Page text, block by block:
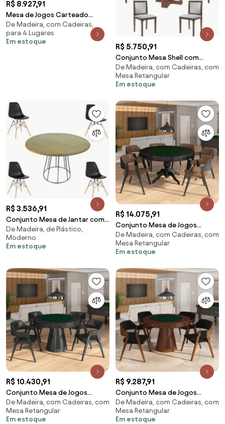
R$ 8.927,91
Mesa de Jogos Carteado
Victoria Redonda Tampo
Reversível Amêndoa com Kit 4
Cadeiras Vicenza Verde G36
De Madeira, com Cadeiras,
para 4 Lugares
Em estoque
R$ 5.750,91
Conjunto Mesa Shell com
Tampo de Vidro 160x90 cm e 6
Cadeiras Steve Amêndoa G55 -
Gran Belo
De Madeira, com Cadeiras, com
Mesa Retangular
Em estoque
R$ 3.536,91
Conjunto Mesa de Jantar com
4 Cadeiras Garabit/Telaio
Preto/Castanho G04 - Gran
Belo
De Madeira, de Plástico,
Moderno
Em estoque
R$ 14.075,91
Conjunto Mesa de Jogos
Carteado Bellagio Tampo
Reversível e 6 Cadeiras Madeira
Poker PU Caramelo/Preto G42 -
De Madeira, com Cadeiras, com
Mesa Retangular
Em estoque
R$ 10.430,91
Conjunto Mesa de Jogos
Carteado Bellagio Tampo
Reversível e 4 Cadeiras Madeira
De Madeira, com Cadeiras, com
Mesa Retangular
Em estoque
R$ 9.287,91
Conjunto Mesa de Jogos
Carteado Bellagio Tampo
Reversível e 4 Cadeiras Madeira
De Madeira, com Cadeiras, com
Mesa Retangular
Em estoque